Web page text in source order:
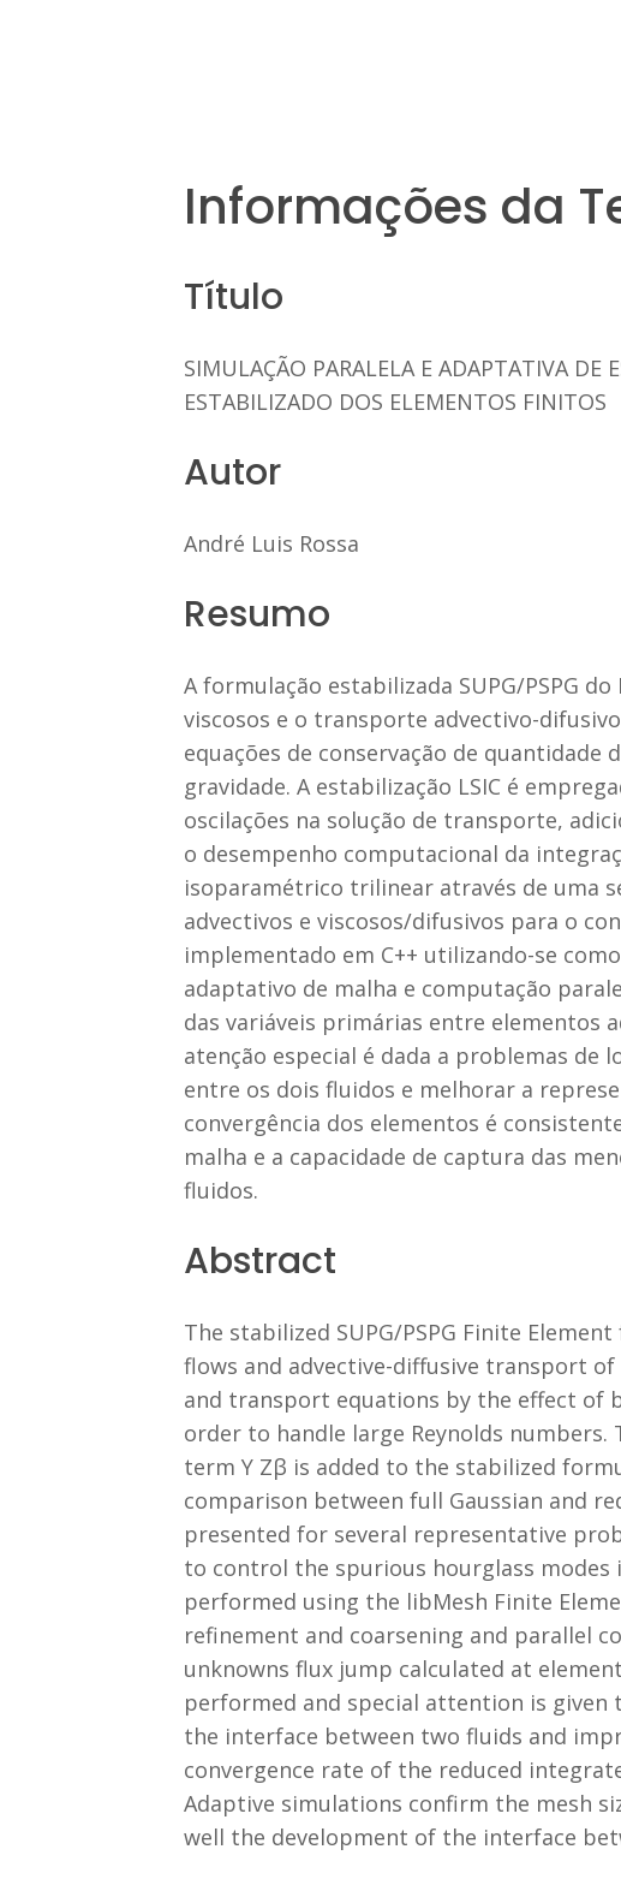
Informações da
Título
SIMULAÇÃO PARALELA E ADAPTATIVA DE
ESTABILIZADO DOS ELEMENTOS FINITOS
Autor
André Luis Rossa
Resumo
A formulação estabilizada SUPG/PSPG
viscosos e o transporte advectivo-
equações de conservação de
gravidade. A estabilização LSIC é
oscilações na solução de transporte,
o desempenho computacional da
isoparamétrico trilinear através de uma
advectivos e viscosos/difusivos para o
implementado em C++ utilizando-se
adaptativo de malha e computação
das variáveis primárias entre elementos
atenção especial é dada a problemas de
entre os dois fluidos e melhorar a
convergência dos elementos é
malha e a capacidade de captura das
fluidos.
Abstract
The stabilized SUPG/PSPG Finite
flows and advective-diffusive transport
and transport equations by the effect of
order to handle large Reynolds
term Y Zβ is added to the stabilized
comparison between full Gaussian and
presented for several representative
to control the spurious hourglass
performed using the libMesh Finite
refinement and coarsening and parallel
unknowns flux jump calculated at
performed and special attention is
the interface between two fluids and
convergence rate of the reduced
Adaptive simulations confirm the mesh
well the development of the interface